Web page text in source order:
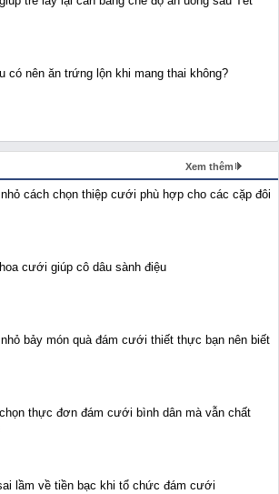
có nên ăn trứng lộn khi mang thai không?
Xem thêm
nhỏ cách chọn thiệp cưới phù hợp cho các cặp đôi
cưới giúp cô dâu sành điệu
nhỏ bảy món quà đám cưới thiết thực bạn nên biết
thực đơn đám cưới bình dân mà vẫn chất
lầm về tiền bạc khi tổ chức đám cưới